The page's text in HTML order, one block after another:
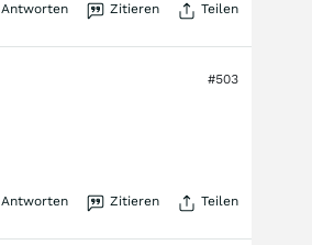
Antworten Zitieren Teilen
#503
Antworten Zitieren Teilen